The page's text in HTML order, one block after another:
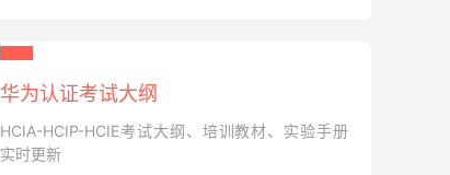
华为认证考试大纲
HCIA-HCIP-HCIE考试大纲、培训教材、实验手册
实时更新